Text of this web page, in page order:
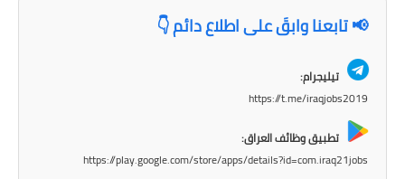
المرحلة المتوسطة📢 تابعنا وابقَ على اطلاع دائم 👇
تيليجرام:
https://t.me/iraqjobs2019
تطبيق وظائف العراق:
https://play.google.com/store/apps/details?id=com.iraq21jobs